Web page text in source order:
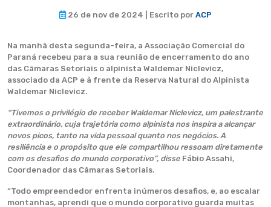
26 de nov de 2024 | Escrito por ACP
Na manhã desta segunda-feira, a Associação Comercial do
Paraná recebeu para a sua reunião de encerramento do ano
das Câmaras Setoriais o alpinista Waldemar Niclevicz,
associado da ACP e à frente da Reserva Natural do Alpinista
Waldemar Niclevicz.
“Tivemos o privilégio de receber Waldemar Niclevicz, um palestrante
extraordinário, cuja trajetória como alpinista nos inspira a alcançar
novos picos, tanto na vida pessoal quanto nos negócios. A
resiliência e o propósito que ele compartilhou ressoam diretamente
com os desafios do mundo corporativo”, disse Fábio Assahi,
Coordenador das Câmaras Setoriais.
“Todo empreendedor enfrenta inúmeros desafios, e, ao escalar
montanhas, aprendi que o mundo corporativo guarda muitas